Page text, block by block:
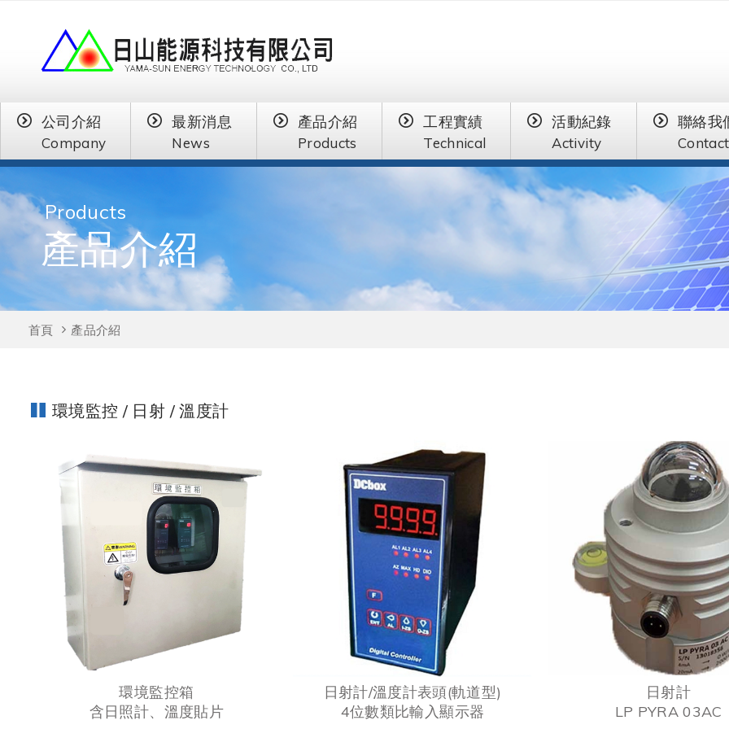
公司介紹
Company
最新消息
News
產品介紹
Products
工程實績
Technical
活動紀錄
Activity
聯絡我
Products
產品介紹
首頁 產品介紹
環境監控 / 日射 / 溫度計
環境監控箱
含日照計、溫度貼片
日射計/溫度計表頭(軌道型)
4位數類比輸入顯示器
日射計
LP PYRA 03AC